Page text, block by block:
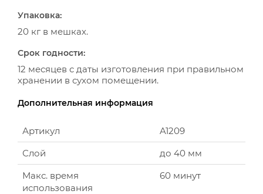
Упаковка:
20 кг в мешках.
Срок годности:
12 месяцев с даты изготовления при правильном
хранении в сухом помещении.
Дополнительная информация
Артикул
A1209
Слой
до 40 мм
Макс. время
использования
60 минут